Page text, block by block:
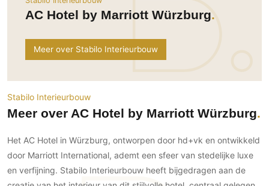
Woondecoratie
Inrichting
Roomdividers
Meubels
Verlichting
Glas
Trappen
Ramen
Deursystemen
Glazen wandsystemen
Garagedeuren
Zonwering
Buitenshutters
Tuinmeubelen
Zwemmen
Tuin wellness
Vloer
Kinderkamer
Slaapkamer
Thuisbioscoop
Toilet
Wellness
Werkkamer
Buitenkijken
AC Hotel by Marriott Würzburg
Meer over Stabilo Interieurbouw
Stabilo Interieurbouw
Meer over AC Hotel by Marriott Würzburg
Het AC Hotel in Würzburg, ontworpen door hd+vk en ontwikkeld
door Marriott International, ademt een sfeer van stedelijke luxe
en verfijning. Stabilo Interieurbouw heeft bijgedragen aan de